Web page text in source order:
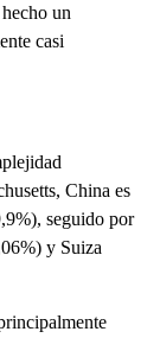
un
casi
China es
seguido por
y Suiza